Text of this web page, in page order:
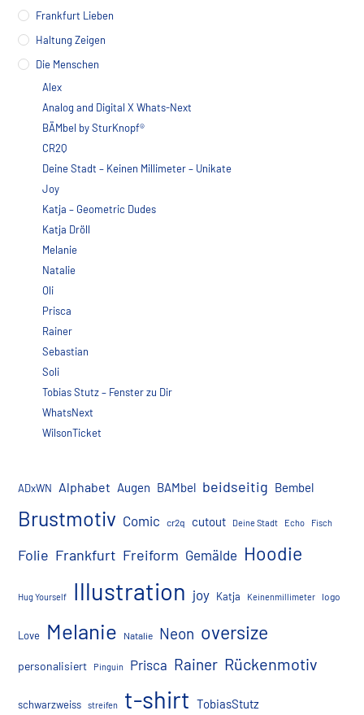
Frankfurt Lieben
Haltung Zeigen
Die Menschen
Alex
Analog and Digital X Whats-Next
BÄMbel by SturKnopf®
CR2Q
Deine Stadt – Keinen Millimeter – Unikate
Joy
Katja – Geometric Dudes
Katja Dröll
Melanie
Natalie
Oli
Prisca
Rainer
Sebastian
Soli
Tobias Stutz – Fenster zu Dir
WhatsNext
WilsonTicket
ADxWN Alphabet Augen BAMbel beidseitig Bembel
Brustmotiv Comic cr2q cutout Deine Stadt Echo Fisch
Folie Frankfurt Freiform Gemälde Hoodie
Hug Yourself Illustration joy Katja Keinenmillimeter logo
Love Melanie Natalie Neon oversize
personalisiert Pinguin Prisca Rainer Rückenmotiv
schwarzweiss streifen t-shirt TobiasStutz